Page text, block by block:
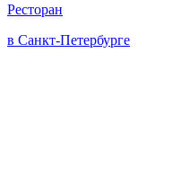
Ресторан
в Санкт-Петербурге